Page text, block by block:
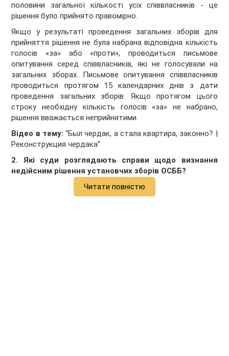
половини загальної кількості усіх співвласників - це
рішення було прийнято правомірно.
Якщо у результаті проведення загальних зборів для
прийняття рішення не була набрана відповідна кількість
голосів «за» або «проти», проводиться письмове
опитування серед співвласників, які не голосували на
загальних зборах. Письмове опитування співвласників
проводиться протягом 15 календарних днів з дати
проведення загальних зборів. Якщо протягом цього
строку необхідну кількість голосів «за» не набрано,
рішення вважається неприйнятими.
Відео в тему: “Был чердак, а стала квартира, законно? |
Реконструкция чердака”
2. Які суди розглядають справи щодо визнання
недійсним рішення установчих зборів ОСББ?
Читати повністю